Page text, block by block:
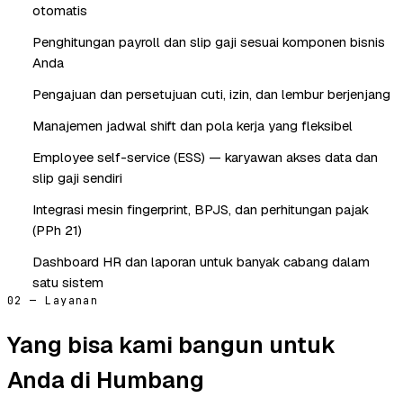
otomatis
Penghitungan payroll dan slip gaji sesuai komponen bisnis
Anda
Pengajuan dan persetujuan cuti, izin, dan lembur berjenjang
Manajemen jadwal shift dan pola kerja yang fleksibel
Employee self-service (ESS) — karyawan akses data dan
slip gaji sendiri
Integrasi mesin fingerprint, BPJS, dan perhitungan pajak
(PPh 21)
Dashboard HR dan laporan untuk banyak cabang dalam
satu sistem
02 — Layanan
Yang bisa kami bangun untuk
Anda di Humbang